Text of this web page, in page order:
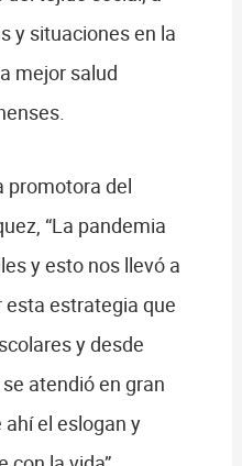
y situaciones en la
mejor salud
promotora del
“La pandemia
y esto nos llevó a
esta estrategia que
y desde
atendió en gran
ahí el eslogan y